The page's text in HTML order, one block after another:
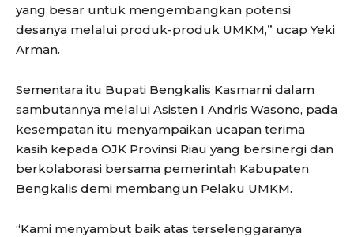
yang besar untuk mengembangkan potensi
desanya melalui produk-produk UMKM,” ucap Yeki
Arman.
Sementara itu Bupati Bengkalis Kasmarni dalam
sambutannya melalui Asisten I Andris Wasono, pada
kesempatan itu menyampaikan ucapan terima
kasih kepada OJK Provinsi Riau yang bersinergi dan
berkolaborasi bersama pemerintah Kabupaten
Bengkalis demi membangun Pelaku UMKM.
“Kami menyambut baik atas terselenggaranya